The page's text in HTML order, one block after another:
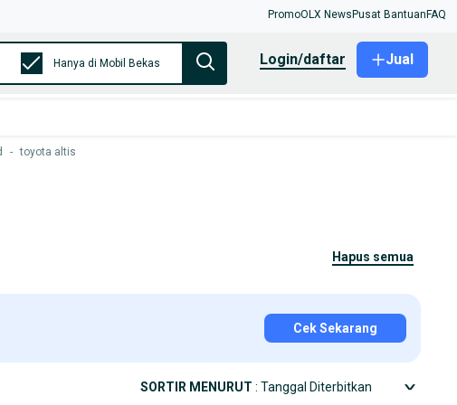
PromoOLX News Pusat Bantuan FAQ
Hanya di Mobil Bekas login/daftar Jual
- toyota altis
hapus semua
Cek Sekarang
SORTIR MENURUT : Tanggal Diterbitkan